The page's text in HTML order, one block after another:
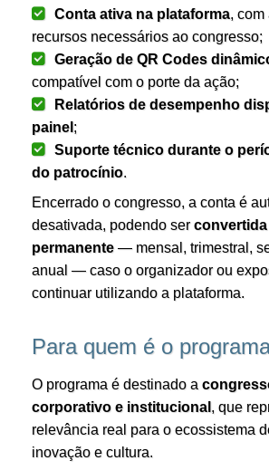
Conta ativa na plataforma, com
recursos necessários ao congresso;
Geração de QR Codes
compatível com o porte da ação;
Relatórios de desempenho
painel ;
Suporte técnico durante o
do patrocínio.
Encerrado o congresso, a conta é
desativada, podendo ser
permanente — mensal, trimestral,
anual — caso o organizador ou
continuar utilizando a plataforma.
Para quem é o
O programa é destinado a
corporativo e institucional , que
relevância real para o ecossistema
inovação e cultura.